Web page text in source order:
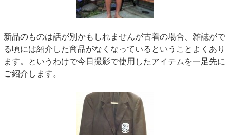
新品のものは話が別かもしれませんが古着の場合、雑誌がで
る頃には紹介した商品がなくなっているということよくあり
ます。というわけで今日撮影で使用したアイテムを一足先に
ご紹介します。